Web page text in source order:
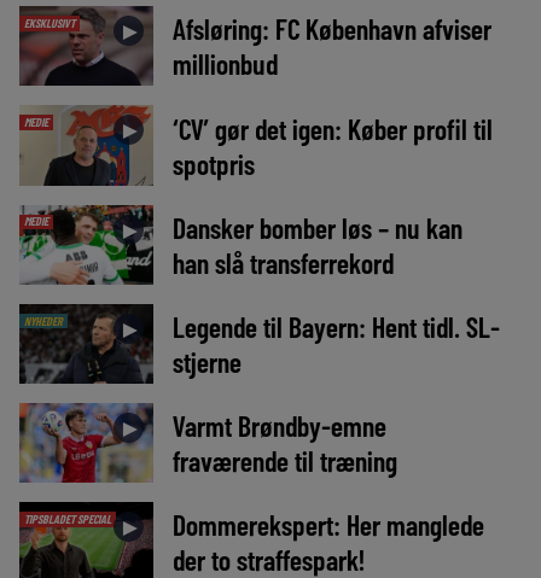
EKSKLUSIVT ►
Afsløring: FC København afviser
millionbud
MEDIE ►
‘CV’ gør det igen: Køber profil til
spotpris
MEDIE ►
Dansker bomber løs – nu kan
han slå transferrekord
NYHEDER ►
Legende til Bayern: Hent tidl. SL-
stjerne
►
Varmt Brøndby-emne
fraværende til træning
TIPSBLADET SPECIAL ►
Dommerekspert: Her manglede
der to straffespark!